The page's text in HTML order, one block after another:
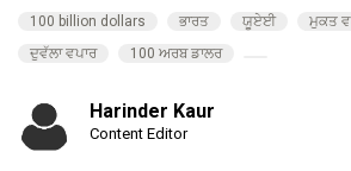
100 billion dollars
ਭਾਰਤ ਯੂਏਈ
ਮੁਕਤ
ਦੁਵੱਲਾ ਵਪਾਰ
100 ਅਰਬ ਡਾਲਰ
Harinder Kaur
Content Editor